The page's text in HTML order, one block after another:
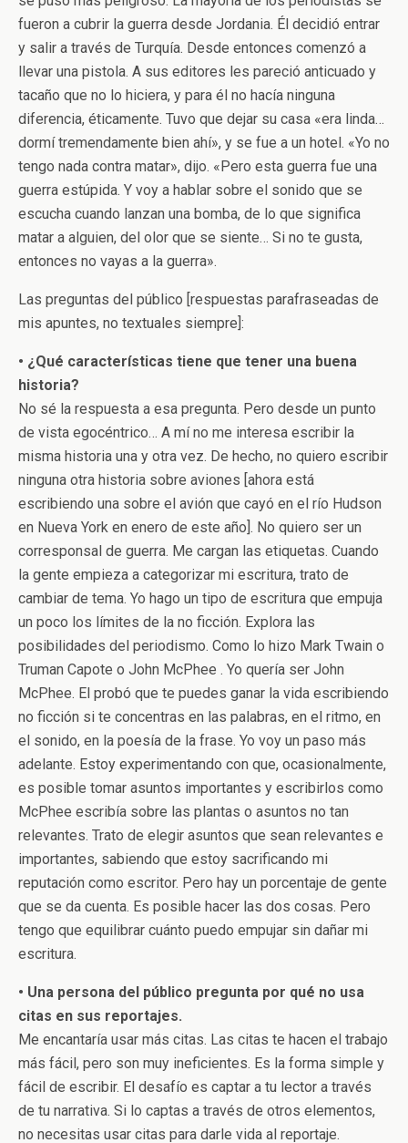
fueron a cubrir la guerra desde Jordania. Él decidió entrar
y salir a través de Turquía. Desde entonces comenzó a
llevar una pistola. A sus editores les pareció anticuado y
tacaño que no lo hiciera, y para él no hacía ninguna
diferencia, éticamente. Tuvo que dejar su casa «era linda…
dormí tremendamente bien ahí», y se fue a un hotel. «Yo no
tengo nada contra matar», dijo. «Pero esta guerra fue una
guerra estúpida. Y voy a hablar sobre el sonido que se
escucha cuando lanzan una bomba, de lo que significa
matar a alguien, del olor que se siente… Si no te gusta,
entonces no vayas a la guerra».
Las preguntas del público [respuestas parafraseadas de
mis apuntes, no textuales siempre]:
• ¿Qué características tiene que tener una buena
historia?
No sé la respuesta a esa pregunta. Pero desde un punto
de vista egocéntrico… A mí no me interesa escribir la
misma historia una y otra vez. De hecho, no quiero escribir
ninguna otra historia sobre aviones [ahora está
escribiendo una sobre el avión que cayó en el río Hudson
en Nueva York en enero de este año]. No quiero ser un
corresponsal de guerra. Me cargan las etiquetas. Cuando
la gente empieza a categorizar mi escritura, trato de
cambiar de tema. Yo hago un tipo de escritura que empuja
un poco los límites de la no ficción. Explora las
posibilidades del periodismo. Como lo hizo Mark Twain o
Truman Capote o John McPhee . Yo quería ser John
McPhee. El probó que te puedes ganar la vida escribiendo
no ficción si te concentras en las palabras, en el ritmo, en
el sonido, en la poesía de la frase. Yo voy un paso más
adelante. Estoy experimentando con que, ocasionalmente,
es posible tomar asuntos importantes y escribirlos como
McPhee escribía sobre las plantas o asuntos no tan
relevantes. Trato de elegir asuntos que sean relevantes e
importantes, sabiendo que estoy sacrificando mi
reputación como escritor. Pero hay un porcentaje de gente
que se da cuenta. Es posible hacer las dos cosas. Pero
tengo que equilibrar cuánto puedo empujar sin dañar mi
escritura.
• Una persona del público pregunta por qué no usa
citas en sus reportajes.
Me encantaría usar más citas. Las citas te hacen el trabajo
más fácil, pero son muy ineficientes. Es la forma simple y
fácil de escribir. El desafío es captar a tu lector a través
de tu narrativa. Si lo captas a través de otros elementos,
no necesitas usar citas para darle vida al reportaje.